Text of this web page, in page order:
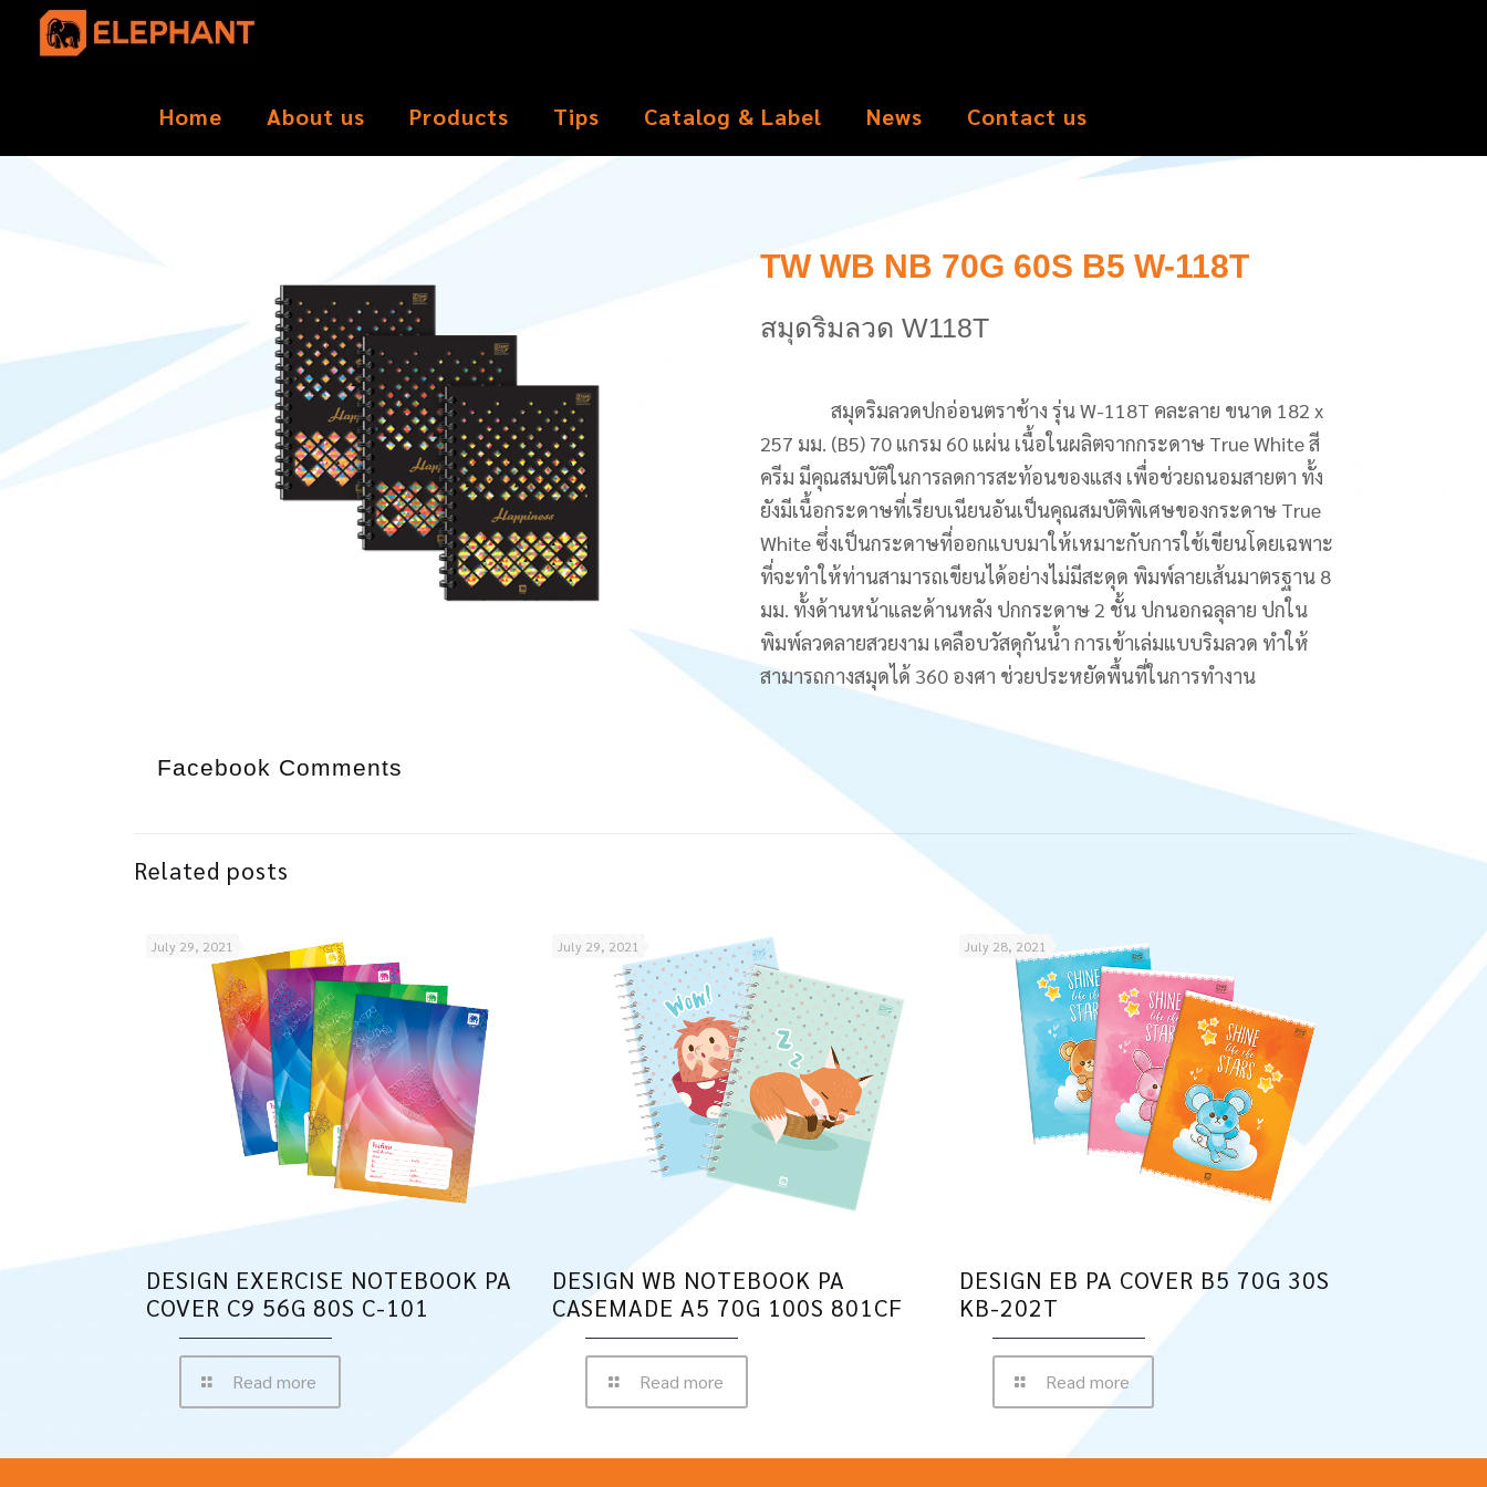
Home About us Products Tips Catalog & Label News Contact us
TW WB NB 70G 60S B5 W-118T
สมุดริมลวด W118T
สมุดริมลวดปกอ่อนตราช้าง รุ่น W-118T คละลาย ขนาด 182 x
257 มม. (B5) 70 แกรม 60 แผ่น เนื้อในผลิตจากกระดาษ True White สี
ครีม มีคุณสมบัติในการลดการสะท้อนของแสง เพื่อช่วยถนอมสายตา ทั้ง
ยังมีเนื้อกระดาษที่เรียบเนียนอันเป็นคุณสมบัติพิเศษของกระดาษ True
White ซึ่งเป็นกระดาษที่ออกแบบมาให้เหมาะกับการใช้เขียนโดยเฉพาะ
ที่จะทำให้ท่านสามารถเขียนได้อย่างไม่มีสะดุด พิมพ์ลายเส้นมาตรฐาน 8
มม. ทั้งด้านหน้าและด้านหลัง ปกกระดาษ 2 ชั้น ปกนอกฉลุลาย ปกใน
พิมพ์ลวดลายสวยงาม เคลือบวัสดุกันน้ำ การเข้าเล่มแบบริมลวด ทำให้
สามารถกางสมุดได้ 360 องศา ช่วยประหยัดพื้นที่ในการทำงาน
Facebook Comments
Related posts
July 29, 2021
DESIGN EXERCISE NOTEBOOK PA
COVER C9 56G 80S C-101
Read more
July 29, 2021
DESIGN WB NOTEBOOK PA
CASEMADE A5 70G 100S 801CF
Read more
July 28, 2021
DESIGN EB PA COVER B5 70G 30S
KB-202T
Read more